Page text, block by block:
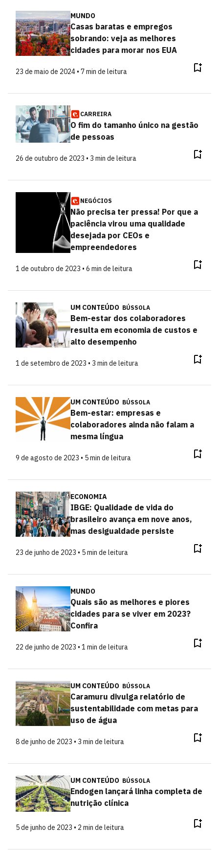
MUNDO
Casas baratas e empregos
sobrando: veja as melhores
cidades para morar nos EUA
23 de maio de 2024 • 7 min de leitura
CARREIRA
O fim do tamanho único na gestão
de pessoas
26 de outubro de 2023 • 3 min de leitura
NEGÓCIOS
Não precisa ter pressa! Por que a
paciência virou uma qualidade
desejada por CEOs e
empreendedores
1 de outubro de 2023 • 6 min de leitura
UM CONTEÚDO BÚSSOLA
Bem-estar dos colaboradores
resulta em economia de custos e
alto desempenho
1 de setembro de 2023 • 3 min de leitura
UM CONTEÚDO BÚSSOLA
Bem-estar: empresas e
colaboradores ainda não falam a
mesma língua
9 de agosto de 2023 • 5 min de leitura
ECONOMIA
IBGE: Qualidade de vida do
brasileiro avança em nove anos,
mas desigualdade persiste
23 de junho de 2023 • 5 min de leitura
MUNDO
Quais são as melhores e piores
cidades para se viver em 2023?
Confira
22 de junho de 2023 • 1 min de leitura
UM CONTEÚDO BÚSSOLA
Caramuru divulga relatório de
sustentabilidade com metas para
uso de água
8 de junho de 2023 • 3 min de leitura
UM CONTEÚDO BÚSSOLA
Endogen lançará linha completa de
nutrição clínica
5 de junho de 2023 • 2 min de leitura